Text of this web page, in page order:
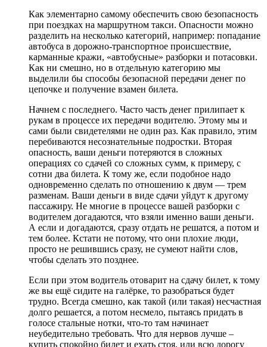
Как элементарно самому обеспечить свою безопасность
при поездках на маршрутном такси. Опасности можно
разделить на несколько категорий, например: попадание
автобуса в дорожно-транспортное происшествие,
карманные кражи, «автобусные» разборки и потасовки.
Как ни смешно, но в отдельную категорию мы
выделили бы способы безопасной передачи денег по
цепочке и получение взамен билета.
Начнем с последнего. Часто часть денег прилипает к
рукам в процессе их передачи водителю. Этому мы и
сами были свидетелями не один раз. Как правило, этим
перебиваются несознательные подростки. Вторая
опасность, ваши деньги потеряются в сложных
операциях со сдачей со сложных сумм, к примеру, с
сотни два билета. К тому же, если подобное надо
одновременно сделать по отношению к двум — трем
разменам. Ваши деньги в виде сдачи уйдут к другому
пассажиру. Не многие в процессе вашей разборки с
водителем догадаются, что взяли именно ваши деньги.
А если и догадаются, сразу отдать не решатся, а потом и
тем более. Кстати не потому, что они плохие люди,
просто не решившись сразу, не сумеют найти слов,
чтобы сделать это позднее.
Если при этом водитель отоварит на сдачу билет, к тому
же вы ещё сидите на галёрке, то разобраться будет
трудно. Всегда смешно, как такой (или такая) несчастная
долго решается, а потом несмело, пытаясь придать в
голосе стальные нотки, что-то там начинает
неубедительно требовать. Что для нервов лучше –
купить спокойно билет и ехать стоя, или всю дорогу